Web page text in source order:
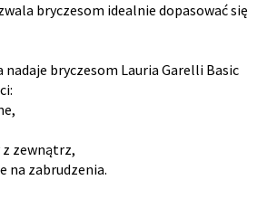
bryczesom idealnie dopasować się
bryczesom Lauria Garelli Basic
z zewnątrz,
na zabrudzenia.